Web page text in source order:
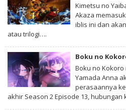
Kimetsu no
Akaza
iblis ini dan
atau trilogi….
Boku no Kokoro
Yamada Anna
perasaannya
akhir Season 2 Episode 13,